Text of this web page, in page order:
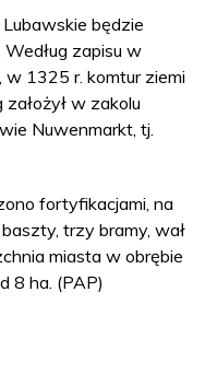
będzie
zapisu w
w 1325 r. komtur ziemi
w zakolu
Nuwenmarkt, tj.
fortyfikacjami, na
trzy bramy, wał
miasta w obrębie
8 ha. (PAP)